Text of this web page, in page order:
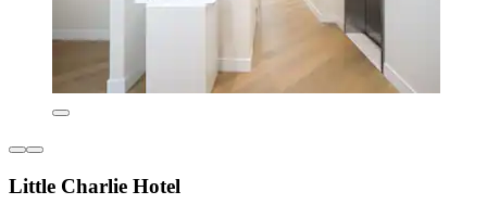
Little Charlie Hotel